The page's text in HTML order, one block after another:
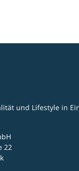
und Lifestyle in
22